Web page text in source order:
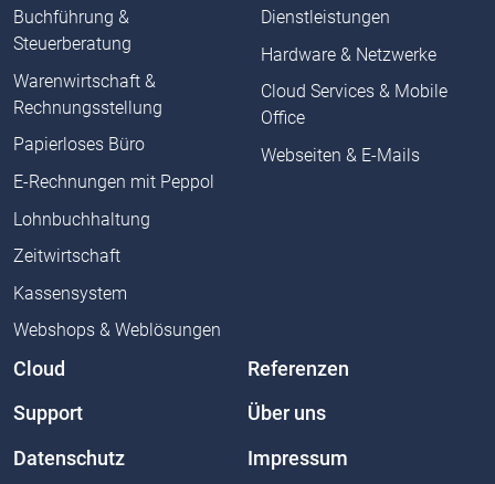
Buchführung &
Steuerberatung
Warenwirtschaft &
Rechnungsstellung
Papierloses Büro
E-Rechnungen mit Peppol
Lohnbuchhaltung
Zeitwirtschaft
Kassensystem
Webshops & Weblösungen
Dienstleistungen
Hardware & Netzwerke
Cloud Services & Mobile
Office
Webseiten & E-Mails
Cloud Referenzen
Support Über uns
Datenschutz Impressum